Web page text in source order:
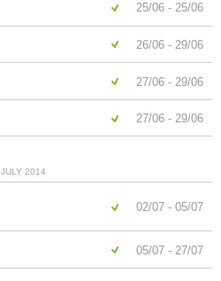
25/06 - 25/06
26/06 - 29/06
27/06 - 29/06
27/06 - 29/06
JULY 2014
02/07 - 05/07
05/07 - 27/07